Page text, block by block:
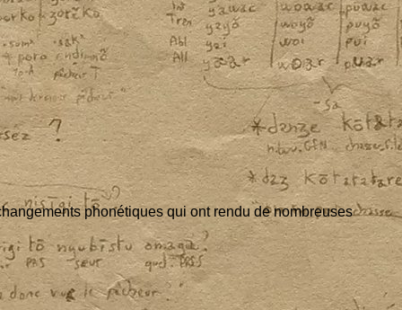
pho­né­tiques qui ont ren­du de nom­breuses